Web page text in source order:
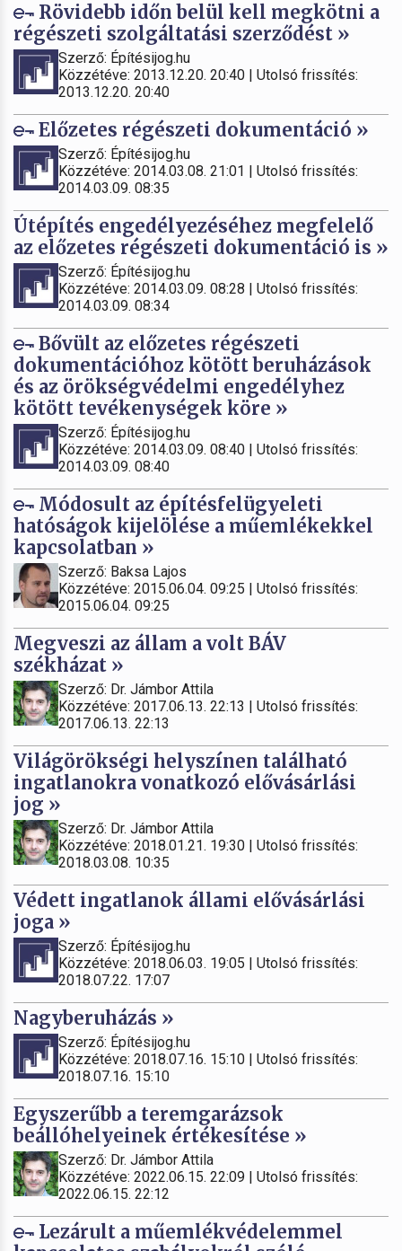
Rövidebb időn belül kell megkötni a
régészeti szolgáltatási szerződést »
Szerző: Építésijog.hu
Közzétéve: 2013.12.20. 20:40 | Utolsó frissítés:
2013.12.20. 20:40
Előzetes régészeti dokumentáció »
Szerző: Építésijog.hu
Közzétéve: 2014.03.08. 21:01 | Utolsó frissítés:
2014.03.09. 08:35
Útépítés engedélyezéséhez megfelelő
az előzetes régészeti dokumentáció is »
Szerző: Építésijog.hu
Közzétéve: 2014.03.09. 08:28 | Utolsó frissítés:
2014.03.09. 08:34
Bővült az előzetes régészeti
dokumentációhoz kötött beruházások
és az örökségvédelmi engedélyhez
kötött tevékenységek köre »
Szerző: Építésijog.hu
Közzétéve: 2014.03.09. 08:40 | Utolsó frissítés:
2014.03.09. 08:40
Módosult az építésfelügyeleti
hatóságok kijelölése a műemlékekkel
kapcsolatban »
Szerző: Baksa Lajos
Közzétéve: 2015.06.04. 09:25 | Utolsó frissítés:
2015.06.04. 09:25
Megveszi az állam a volt BÁV
székházat »
Szerző: Dr. Jámbor Attila
Közzétéve: 2017.06.13. 22:13 | Utolsó frissítés:
2017.06.13. 22:13
Világörökségi helyszínen található
ingatlanokra vonatkozó elővásárlási
jog »
Szerző: Dr. Jámbor Attila
Közzétéve: 2018.01.21. 19:30 | Utolsó frissítés:
2018.03.08. 10:35
Védett ingatlanok állami elővásárlási
joga »
Szerző: Építésijog.hu
Közzétéve: 2018.06.03. 19:05 | Utolsó frissítés:
2018.07.22. 17:07
Nagyberuházás »
Szerző: Építésijog.hu
Közzétéve: 2018.07.16. 15:10 | Utolsó frissítés:
2018.07.16. 15:10
Egyszerűbb a teremgarázsok
beállóhelyeinek értékesítése »
Szerző: Dr. Jámbor Attila
Közzétéve: 2022.06.15. 22:09 | Utolsó frissítés:
2022.06.15. 22:12
Lezárult a műemlékvédelemmel